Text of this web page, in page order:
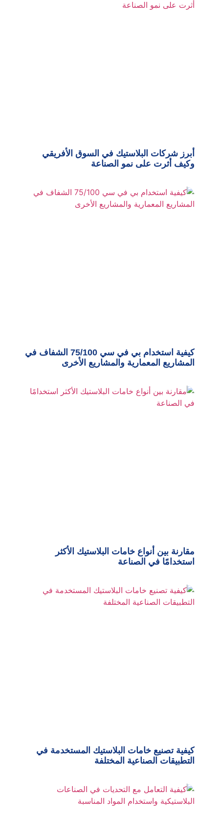
أبرز شركات البلاستيك في السوق الأفريقي
وكيف أثرت على نمو الصناعة
كيفية استخدام بي في سي 75/100 الشفاف في
المشاريع المعمارية والمشاريع الأخرى
مقارنة بين أنواع خامات البلاستيك الأكثر
استخدامًا في الصناعة
كيفية تصنيع خامات البلاستيك المستخدمة في
التطبيقات الصناعية المختلفة